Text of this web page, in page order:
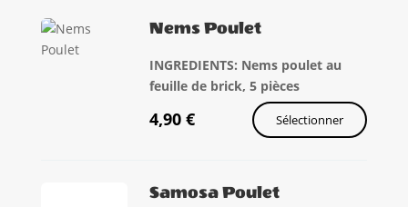
Nems Poulet
INGREDIENTS: Nems poulet au
feuille de brick, 5 pièces
4,90 € Sélectionner
Samosa Poulet